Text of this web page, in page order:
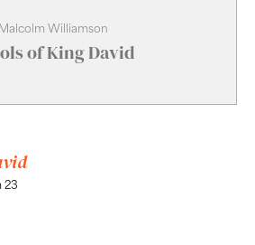
Malcolm Williamson
of King David
23